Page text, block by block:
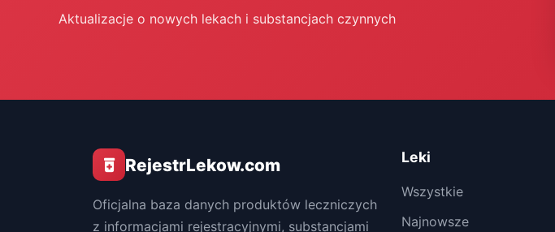
Aktualizacje o nowych lekach i substancjach czynnych
RejestrLekow.com
Oficjalna baza danych produktów leczniczych
z informacjami rejestracyjnymi, substancjami
Leki
Wszystkie
Najnowsze